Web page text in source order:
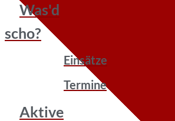
Was'd
scho?
Einsätze
Termine
Aktive